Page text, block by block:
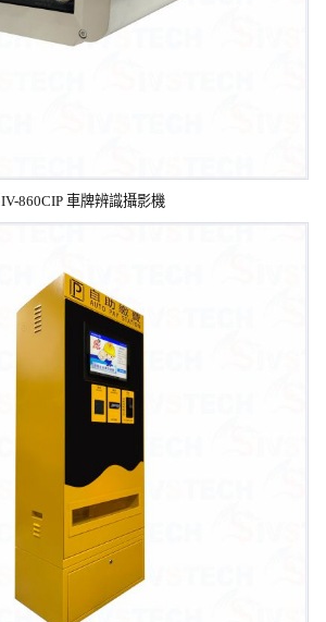
IV-860CIP 車牌辨識攝影機